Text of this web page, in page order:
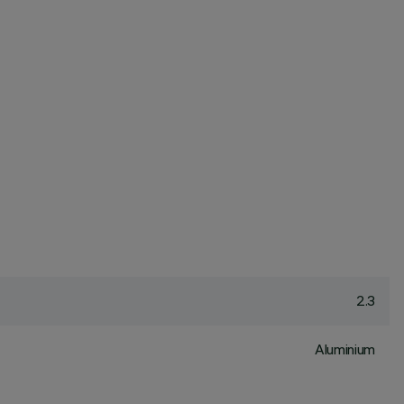
2.3
Aluminium